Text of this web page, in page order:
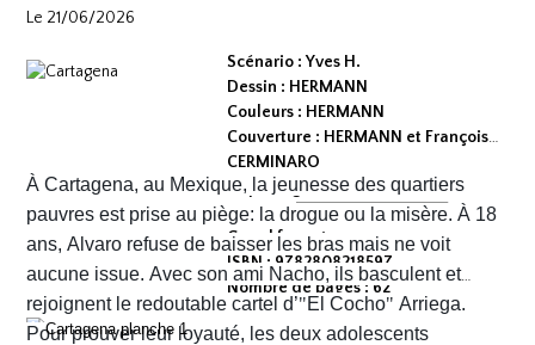
Le 21/06/2026
Scénario : Yves H.
Dessin : HERMANN
Couleurs : HERMANN
Couverture : HERMANN et François
CERMINARO
Dépot légal : avril 2026
Editeur :
Grand format
ISBN : 9782808218597
Nombre de pages : 62
À Cartagena, au Mexique, la jeunesse des quartiers
pauvres est prise au piège: la drogue ou la misère. À 18
ans, Alvaro refuse de baisser les bras mais ne voit
aucune issue. Avec son ami Nacho, ils basculent et
rejoignent le redoutable cartel d’"El Cocho" Arriega.
Pour prouver leur loyauté, les deux adolescents